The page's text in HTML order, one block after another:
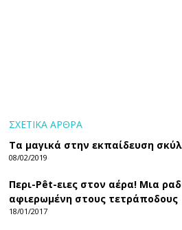
ΣΧΕΤΙΚΑ ΑΡΘΡΑ
Τα μαγικά στην εκπαίδευση
08/02/2019
Περι-Pêt-ειες στον αέρα! Μια
αφιερωμένη στους τετράποδους
18/01/2017